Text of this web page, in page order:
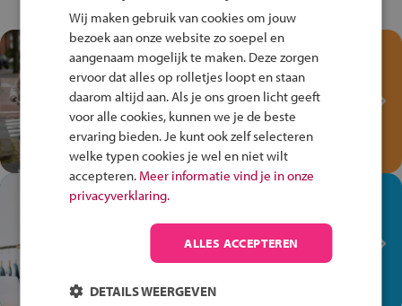
Test je kennis met het
Fiets Veilig
Verkeersspel!
Speel het Fiets Veilig Verkeersspel
en win een Cortina-fiets!
In de winkel ben je op je
plek!
Ontdek via het vmbo jouw talent
op de winkelvloer, waar elke dag
anders is!
Wij maken gebruik van cookies om jouw
bezoek aan onze website zo soepel en
aangenaam mogelijk te maken. Deze zorgen
ervoor dat alles op rolletjes loopt en staan
daarom altijd aan. Als je ons groen licht geeft
voor alle cookies, kunnen we je de beste
ervaring bieden. Je kunt ook zelf selecteren
welke typen cookies je wel en niet wilt
accepteren. Meer informatie vind je in onze
privacyverklaring.
ALLES ACCEPTEREN
DETAILS WEERGEVEN